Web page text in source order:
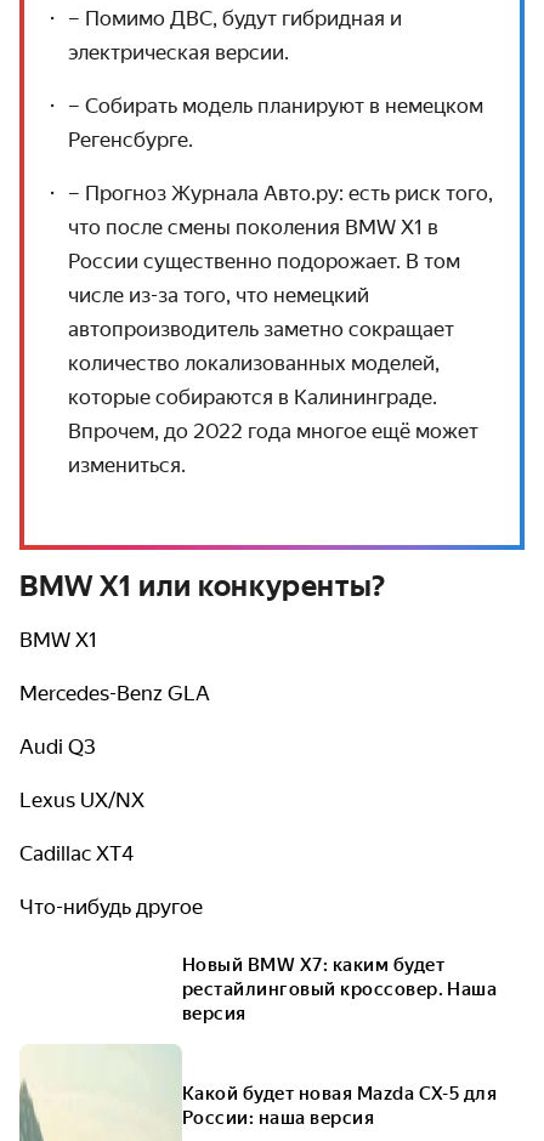
– Помимо ДВС, будут гибридная и
электрическая версии.
– Собирать модель планируют в немецком
Регенсбурге.
– Прогноз Журнала Авто.ру: есть риск того,
что после смены поколения BMW X1 в
России существенно подорожает. В том
числе из-за того, что немецкий
автопроизводитель заметно сокращает
количество локализованных моделей,
которые собираются в Калининграде.
Впрочем, до 2022 года многое ещё может
измениться.
BMW X1 или конкуренты?
BMW X1
Mercedes-Benz GLA
Audi Q3
Lexus UX/NX
Cadillac XT4
Что-нибудь другое
Новый BMW X7: каким будет
рестайлинговый кроссовер. Наша
версия
Какой будет новая Mazda CX-5 для
России: наша версия